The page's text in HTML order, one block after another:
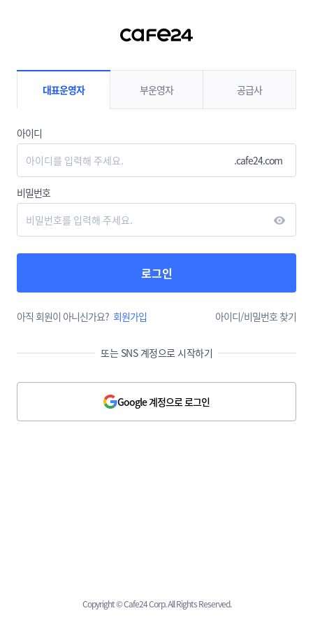
대표운영자 부운영자 공급사
아이디
.cafe24.com
비밀번호
로그인
아직 회원이 아니신가요? 회원가입 아이디/비밀번호 찾기
또는 SNS 계정으로 시작하기
Google 계정으로 로그인
Copyright © Cafe24 Corp. All Rights Reserved.